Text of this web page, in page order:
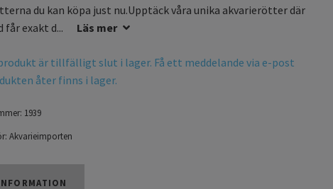
du kan köpa just nu.Upptäck våra unika akvarierötter där
får exakt d...
Läs mer
är tillfälligt slut i lager. Få ett meddelande via e-post
åter finns i lager.
1939
Akvarieimporten